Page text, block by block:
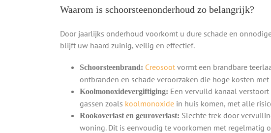
Waarom is schoorsteenonderhoud zo belangrijk?
Door jaarlijks onderhoud voorkomt u dure schade en
blijft uw haard zuinig, veilig en effectief.
Schoorsteenbrand: Creosootvormt een brandbare
ontbranden en schade veroorzaken die hoge kosten
Koolmonoxidevergiftiging: Een vervuild kanaal
gassen zoals koolmonoxidein huis komen, met alle
Rookoverlast en geuroverlast: Slechte trek door
woning. Dit is eenvoudig te voorkomen met regelmatig